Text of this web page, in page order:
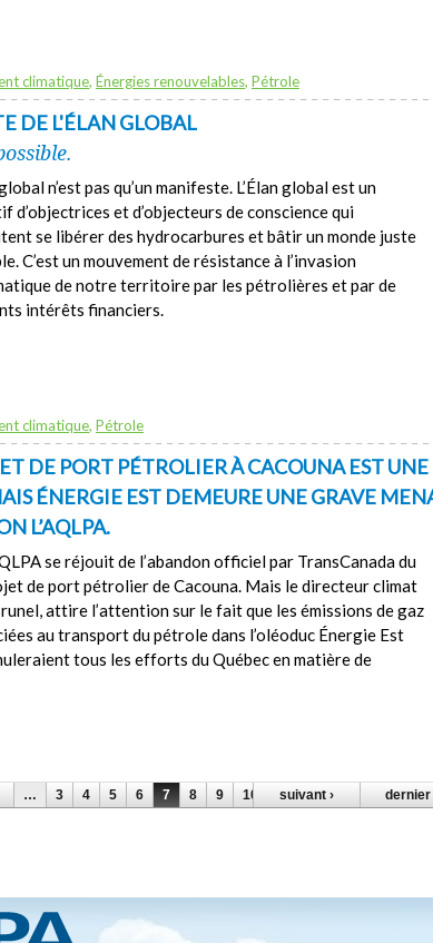
climatique, Énergies renouvelables, Pétrole
DE L'ÉLAN GLOBAL
global n’est pas qu’un manifeste. L’Élan global est un
d’objectrices et d’objecteurs de conscience qui
se libérer des hydrocarbures et bâtir un monde juste
C’est un mouvement de résistance à l’invasion
de notre territoire par les pétrolières et par de
intérêts financiers.
climatique, Pétrole
DE PORT PÉTROLIER À CACOUNA EST UNE
ÉNERGIE EST DEMEURE UNE GRAVE
L’AQLPA.
se réjouit de l’abandon officiel par TransCanada du
de port pétrolier de Cacouna. Mais le directeur climat
attire l’attention sur le fait que les émissions de gaz
au transport du pétrole dans l’oléoduc Énergie Est
tous les efforts du Québec en matière de
… 3 4 5 6 7 8 9 10 11 …
suivant › dernier